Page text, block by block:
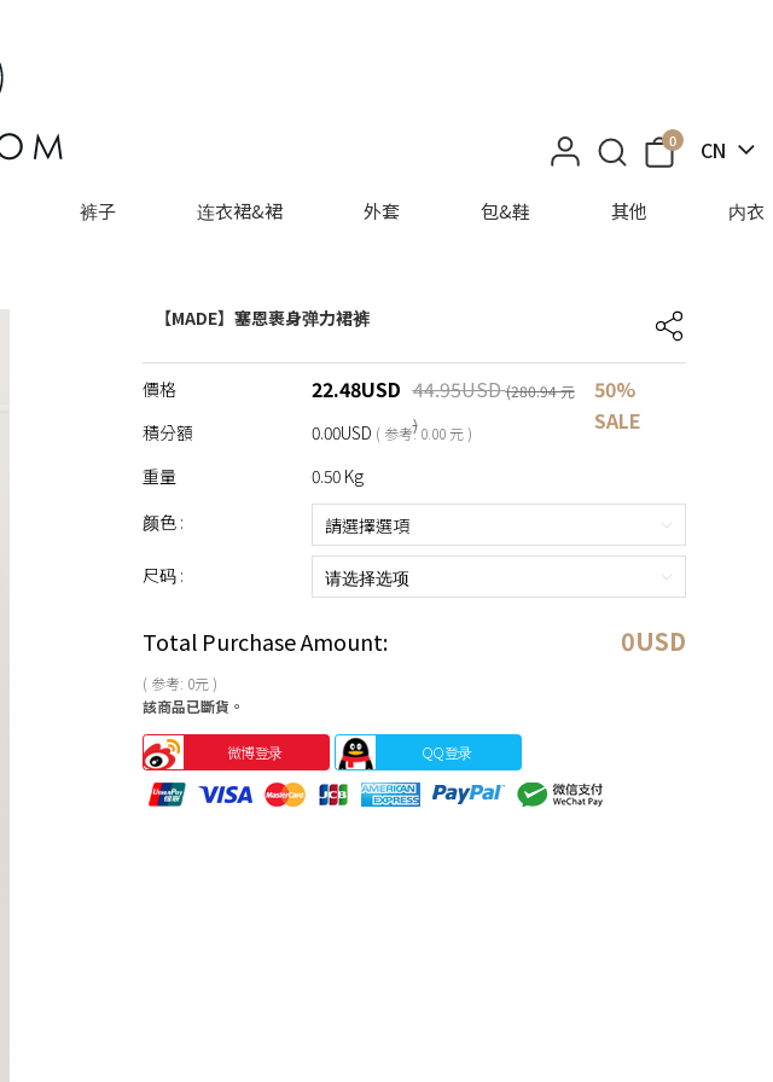
0 CN
裤子 连衣裙&裙 外套 包&鞋 其他 内衣
【MADE】塞恩裹身弹力裙裤
價格 22.48USD 44.95USD (280.94 元
)
50%
SALE
積分額 0.00USD ( 参考: 0.00 元 )
重量
0.50 Kg
颜色 :
尺码 :
Total Purchase Amount: 0USD
( 参考: 0元 )
該商品已斷貨。
微博登录 QQ登录